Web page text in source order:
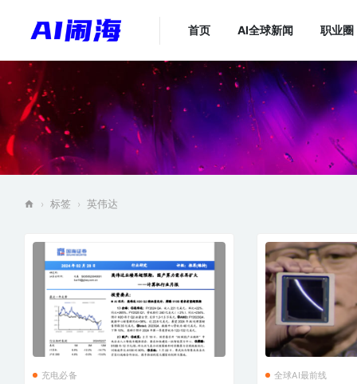
首页 AI全球新闻 职业圈
› 标签 › 英伟达
充电必备 全球AI最前线